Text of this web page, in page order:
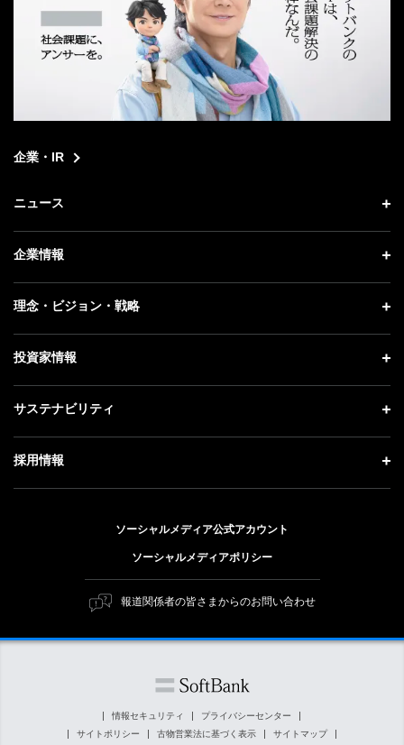
企業・IR
ニュース
ニュース トップ
プレスリリース
更新情報
企業情報
企業情報 トップ
社長メッセージ
事業紹介
理念・ビジョン・戦略
理念・ビジョン・戦略 トップ
成長戦略「Activate AI for Society」
人材戦略
投資家情報
投資家情報 トップ
経営方針
サステナビリティ
サステナビリティ トップ
トップメッセージ
ESG方針・体制
マテリアリティ（重要課題）
ESGの主な取り組み
外部評価・イニシアチブ
採用情報
キャリア採用
障がい者採用
ソーシャルメディア公式アカウント
ソーシャルメディアポリシー
報道関係者の皆さまからのお問い合わせ
情報セキュリティ
プライバシーセンター
サイトポリシー
古物営業法に基づく表示 サイトマップ